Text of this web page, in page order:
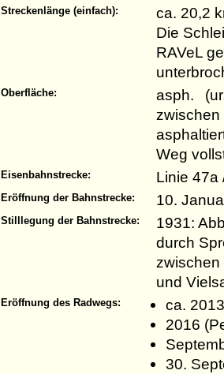
Streckenlänge (einfach):
ca. 20,2
Die
RAVeL
Oberfläche:
asph.
Weg
Eisenbahnstrecke: Linie 47a
Eröffnung der Bahnstrecke: 10.
Stilllegung der Bahnstrecke:
1931:
durch
zwischen
und
Eröffnung des Radwegs:
ca.
2016
30.